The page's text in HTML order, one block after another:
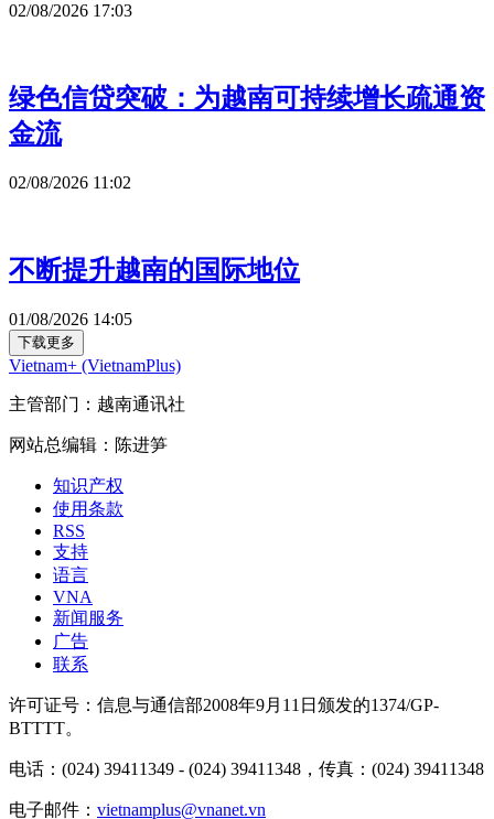
02/08/2026 17:03
绿色信贷突破：为越南可持续增长疏通资
金流
02/08/2026 11:02
不断提升越南的国际地位
01/08/2026 14:05
下载更多
Vietnam+ (VietnamPlus)
主管部门：越南通讯社
网站总编辑：陈进笋
知识产权
使用条款
RSS
支持
语言
VNA
新闻服务
广告
联系
许可证号：信息与通信部2008年9月11日颁发的1374/GP-
BTTTT。
电话：(024) 39411349 - (024) 39411348，传真：(024) 39411348
电子邮件： vietnamplus@vnanet.vn